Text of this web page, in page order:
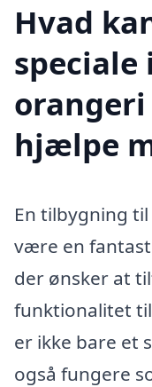
Hvad
hjælpe
En tilbygning
være en
der ønsker at
funktionalitet
er ikke bare et
også fungere